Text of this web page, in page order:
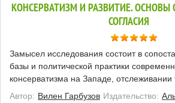
КОНСЕРВАТИЗМ И РАЗВИТИЕ.
СОГЛАСИЯ
Замысел исследования состоит в
базы и политической практики
консерватизма на Западе, отслеживании
Автор: Вилен Гарбузов Издательство: